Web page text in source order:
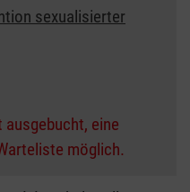
sexualisierter
eine
möglich.